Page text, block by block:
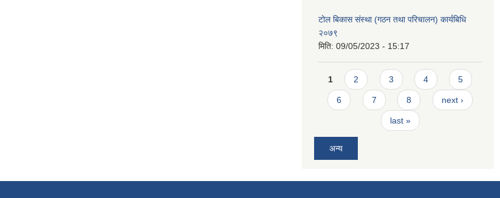
टोल बिकास संस्था (गठन तथा परिचालन) कार्यबिधि
२०७९
मिति: 09/05/2023 - 15:17
Pages
1 2 3 4 5
6 7 8 next ›
last »
अन्य